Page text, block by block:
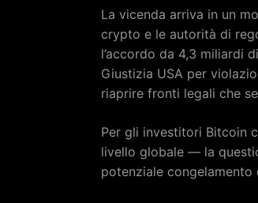
La vicenda arriva in un
crypto e le autorità di
l’accordo da 4,3 miliardi
Giustizia USA per
riaprire fronti legali che
Per gli investitori Bitcoin
livello globale — la
potenziale